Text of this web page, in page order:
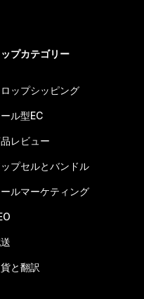
ップカテゴリー
ロップシッピング
ル型EC
レビュー
プセルとバンドル
ールマーケティング
と翻訳